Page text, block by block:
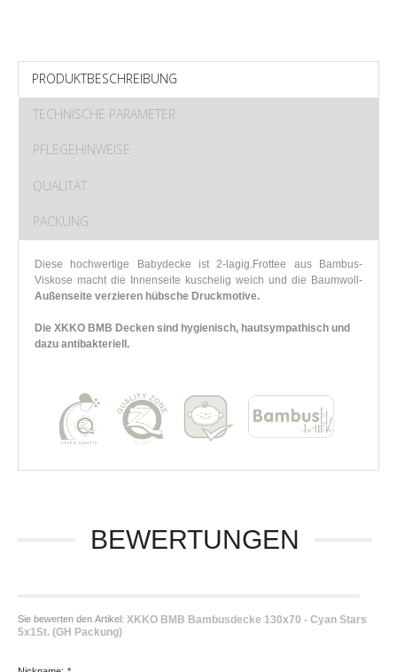
PRODUKTBESCHREIBUNG
TECHNISCHE PARAMETER
PFLEGEHINWEISE
QUALITÄT
PACKUNG
Diese hochwertige Babydecke ist 2-lagig.Frottee aus Bambus-
Viskose macht die Innenseite kuschelig weich und die Baumwoll-
Außenseite verzieren hübsche Druckmotive.
Die XKKO BMB Decken sind hygienisch, hautsympathisch und
dazu antibakteriell.
BEWERTUNGEN
Sie bewerten den Artikel: XKKO BMB Bambusdecke 130x70 - Cyan Stars
5x1St. (GH Packung)